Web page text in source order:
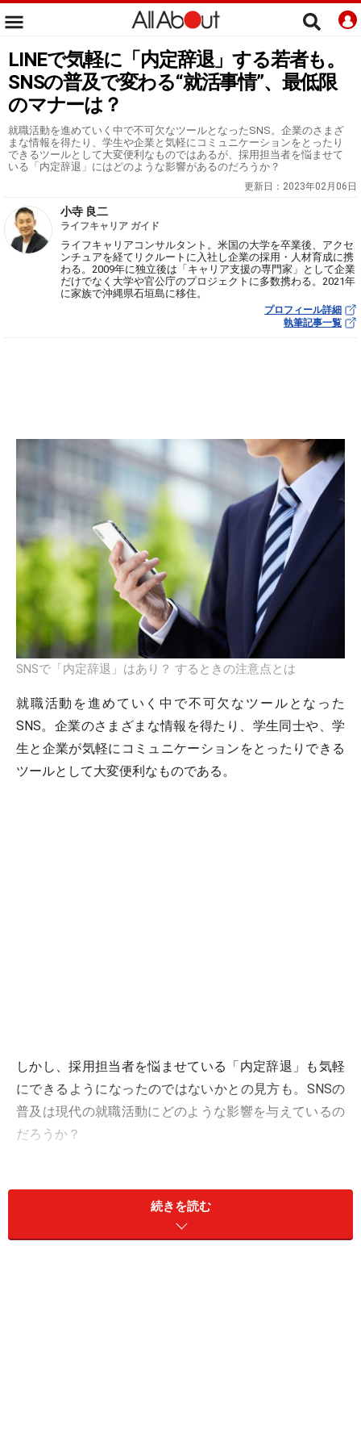
LINEで気軽に「内定辞退」する若者も。
SNSの普及で変わる“就活事情”、最低限
のマナーは？
就職活動を進めていく中で不可欠なツールとなったSNS。企業のさまざ
まな情報を得たり、学生や企業と気軽にコミュニケーションをとったり
できるツールとして大変便利なものではあるが、採用担当者を悩ませて
いる「内定辞退」にはどのような影響があるのだろうか？
更新日： 2023年02月06日
小寺 良二
ライフキャリア ガイド
ライフキャリアコンサルタント。米国の大学を卒業後、アクセ
ンチュアを経てリクルートに入社し企業の採用・人材育成に携
わる。2009年に独立後は「キャリア支援の専門家」として企業
だけでなく大学や官公庁のプロジェクトに多数携わる。2021年
に家族で沖縄県石垣島に移住。
プロフィール詳細
執筆記事一覧
SNSで「内定辞退」はあり？ するときの注意点とは
就職活動を進めていく中で不可欠なツールとなった
SNS。企業のさまざまな情報を得たり、学生同士や、学
生と企業が気軽にコミュニケーションをとったりできる
ツールとして大変便利なものである。
しかし、採用担当者を悩ませている「内定辞退」も気軽
にできるようになったのではないかとの見方も。SNSの
普及は現代の就職活動にどのような影響を与えているの
だろうか？
SNSは今の就職活動には不可欠なツール
現代の若者の就職活動は「SNS就活」といっても過言で
続きを読む